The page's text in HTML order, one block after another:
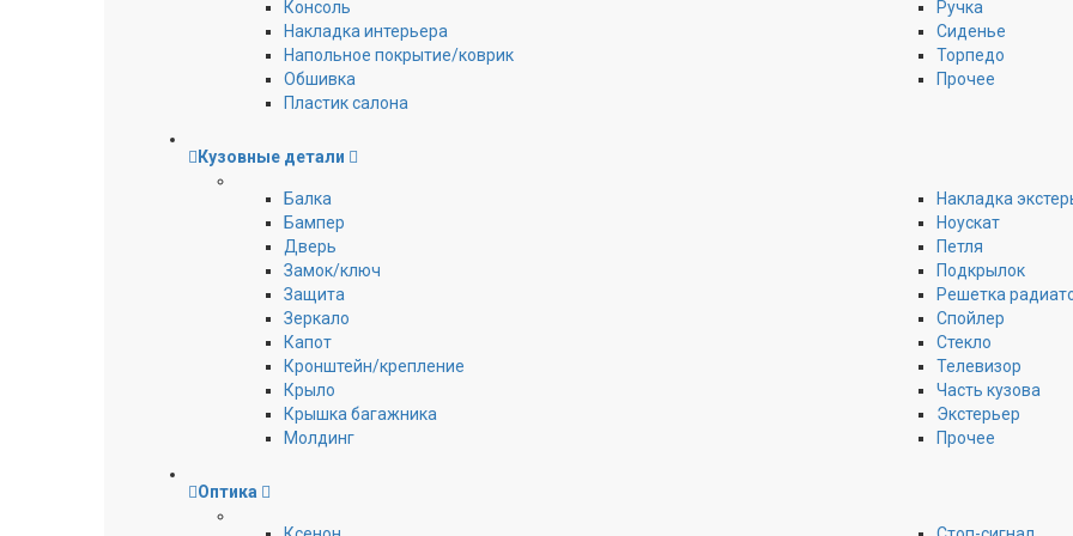
Консоль
Накладка интерьера
Напольное покрытие/коврик
Обшивка
Пластик салона
Ручка
Сиденье
Торпедо
Прочее
Кузовные детали
Балка
Бампер
Дверь
Замок/ключ
Защита
Зеркало
Капот
Кронштейн/крепление
Крыло
Крышка багажника
Молдинг
Накладка
Ноускат
Петля
Подкрылок
Решетка
Спойлер
Стекло
Телевизор
Часть кузова
Экстерьер
Прочее
Оптика